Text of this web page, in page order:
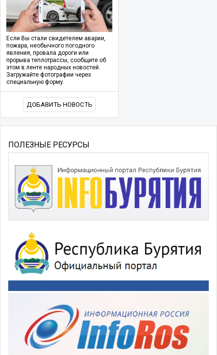
Если Вы стали свидетелем аварии,
пожара, необычного погодного
явления, провала дороги или
прорыва теплотрассы, сообщите об
этом в ленте народных новостей.
Загружайте фотографии через
специальную форму.
ДОБАВИТЬ НОВОСТЬ
ПОЛЕЗНЫЕ РЕСУРСЫ